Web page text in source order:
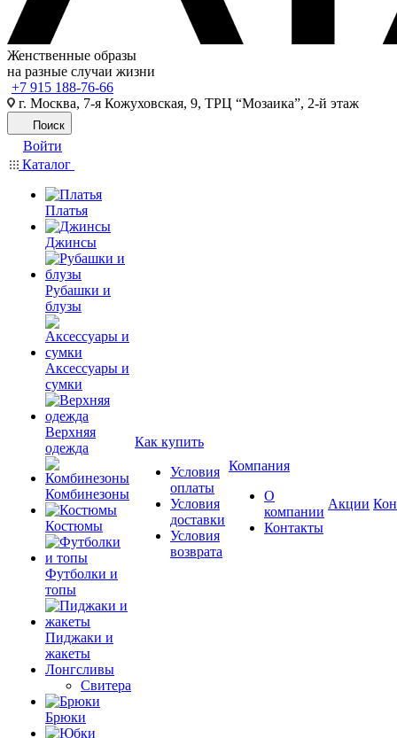
Женственные образы
на разные случаи жизни
+7 915 188-76-66
г. Москва, 7-я Кожуховская, 9, ТРЦ “Мозаика”, 2-й этаж
Поиск
Войти
Каталог
Платья
Джинсы
Рубашки и
блузы
Аксессуары и
сумки
Верхняя
одежда
Комбинезоны
Костюмы
Футболки и
топы
Пиджаки и
жакеты
Лонгсливы
Свитера
Брюки
Как купить
Условия
оплаты
Условия
доставки
Условия
возврата
Компания
О
компании
Контакты
Акции